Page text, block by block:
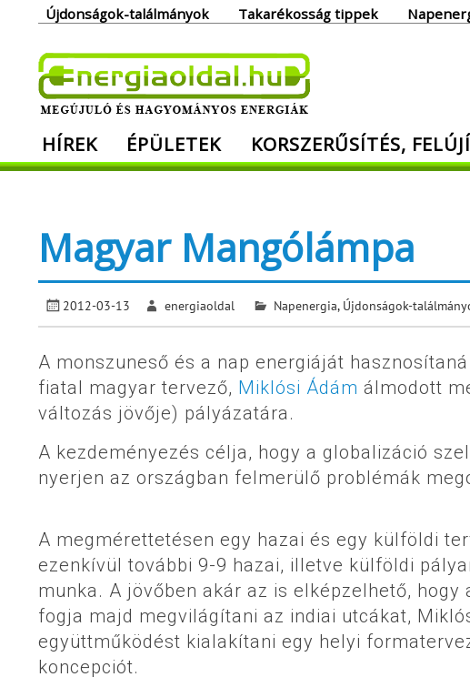
Újdonságok-találmányok Takarékosság tippek
Megújuló és hagyományos energiák. Minden,
HÍREK ÉPÜLETEK KORSZERŰSÍTÉS,
Magyar Mangólámpa
2012-03-13 energiaoldal Napenergia, Újdonságok-
A monszuneső és a nap energiáját
fiatal magyar tervező, Miklósi Ádám álmodott
változás jövője) pályázatára.
A kezdeményezés célja, hogy a globalizáció
nyerjen az országban felmerülő problémák
A megmérettetésen egy hazai és egy külföldi
ezenkívül további 9-9 hazai, illetve külföldi
munka. A jövőben akár az is elképzelhető,
fogja majd megvilágítani az indiai utcákat,
együttműködést kialakítani egy helyi
koncepciót.